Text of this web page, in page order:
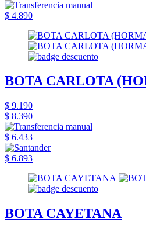
$ 4.890
BOTA CARLOTA
$ 9.190
$ 8.390
$ 6.433
$ 6.893
BOTA CAYETANA